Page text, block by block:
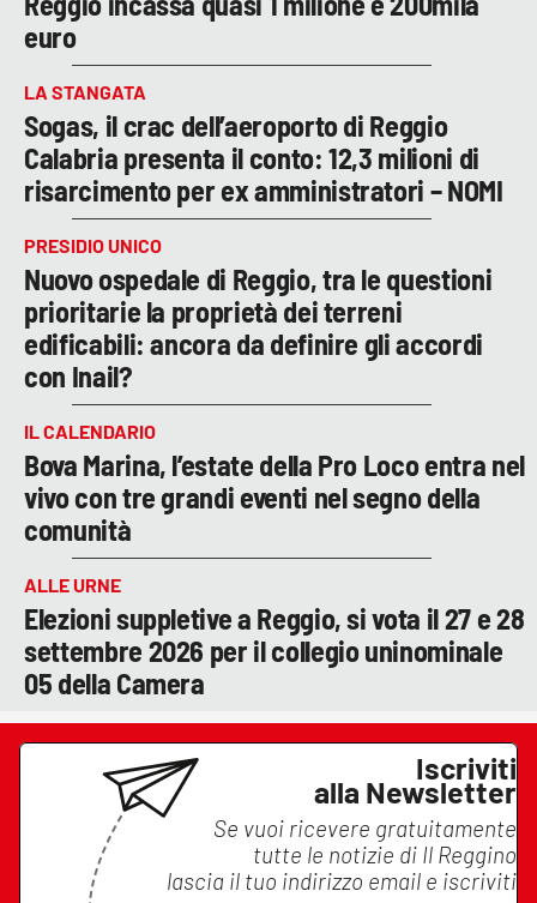
euro
LA STANGATA
Sogas, il crac dell’aeroporto di Reggio
Calabria presenta il conto: 12,3 milioni di
risarcimento per ex amministratori – NOMI
PRESIDIO UNICO
Nuovo ospedale di Reggio, tra le questioni
prioritarie la proprietà dei terreni
edificabili: ancora da definire gli accordi
con Inail?
IL CALENDARIO
Bova Marina, l’estate della Pro Loco entra nel
vivo con tre grandi eventi nel segno della
comunità
ALLE URNE
Elezioni suppletive a Reggio, si vota il 27 e 28
settembre 2026 per il collegio uninominale
05 della Camera
Iscriviti
alla Newsletter
Se vuoi ricevere gratuitamente
tutte le notizie di Il Reggino
lascia il tuo indirizzo email e iscriviti